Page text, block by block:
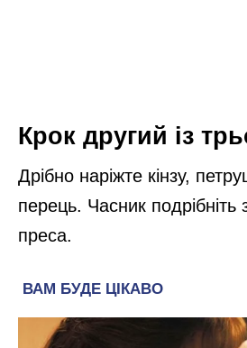
Крок другий із
Дрібно наріжте кінзу,
перець. Часник
преса.